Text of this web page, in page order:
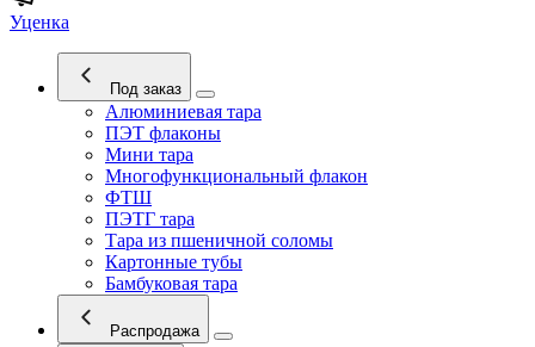
Уценка
Под заказ
Алюминиевая тара
ПЭТ флаконы
Мини тара
Многофункциональный флакон
ФТШ
ПЭТГ тара
Тара из пшеничной соломы
Картонные тубы
Бамбуковая тара
Распродажа